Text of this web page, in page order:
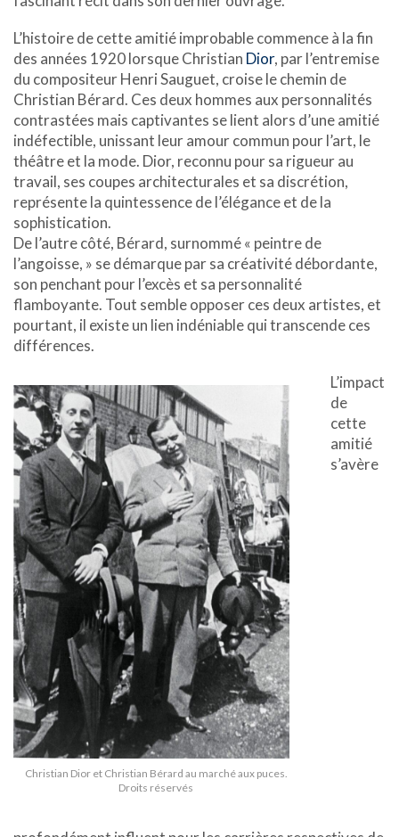
L’histoire de cette amitié improbable commence à la fin
des années 1920 lorsque Christian Dior, par l’entremise
du compositeur Henri Sauguet, croise le chemin de
Christian Bérard. Ces deux hommes aux personnalités
contrastées mais captivantes se lient alors d’une amitié
indéfectible, unissant leur amour commun pour l’art, le
théâtre et la mode. Dior, reconnu pour sa rigueur au
travail, ses coupes architecturales et sa discrétion,
représente la quintessence de l’élégance et de la
sophistication.
De l’autre côté, Bérard, surnommé « peintre de
l’angoisse, » se démarque par sa créativité débordante,
son penchant pour l’excès et sa personnalité
flamboyante. Tout semble opposer ces deux artistes, et
pourtant, il existe un lien indéniable qui transcende ces
différences.
Christian Dior et Christian Bérard au marché aux puces.
Droits réservés
L’impact
de
cette
amitié
s’avère